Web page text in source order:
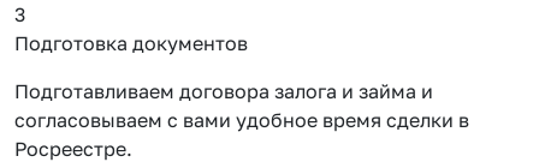
3
Подготовка документов
Подготавливаем договора залога и займа и
согласовываем с вами удобное время сделки в
Росреестре.